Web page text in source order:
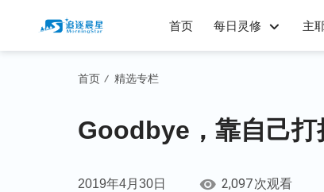
首页 每日灵修 主
首页 / 精选专栏
Goodbye，靠自己打
2019年4月30日 2,097次观看